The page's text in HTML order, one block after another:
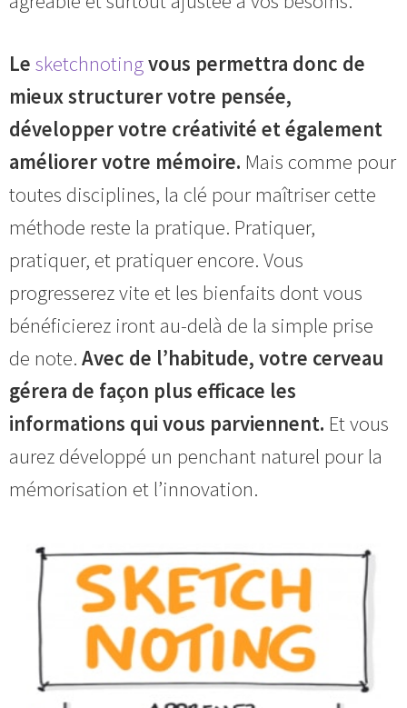
Le sketchnotingvous permettra donc de
mieux structurer votre pensée,
développer votre créativité et également
améliorer votre mémoire. Mais comme pour
toutes disciplines, la clé pour maîtriser cette
méthode reste la pratique. Pratiquer,
pratiquer, et pratiquer encore. Vous
progresserez vite et les bienfaits dont vous
bénéficierez iront au-delà de la simple prise
de note. Avec de l’habitude, votre cerveau
gérera de façon plus efficace les
informations qui vous parviennent. Et vous
aurez développé un penchant naturel pour la
mémorisation et l’innovation.